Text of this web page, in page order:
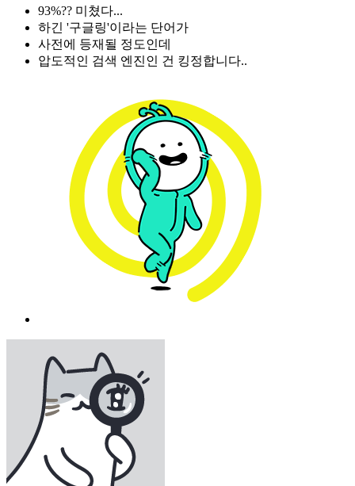
93%?? 미쳤다...
하긴 '구글링'이라는 단어가
사전에 등재될 정도인데
압도적인 검색 엔진인 건 킹정합니다..